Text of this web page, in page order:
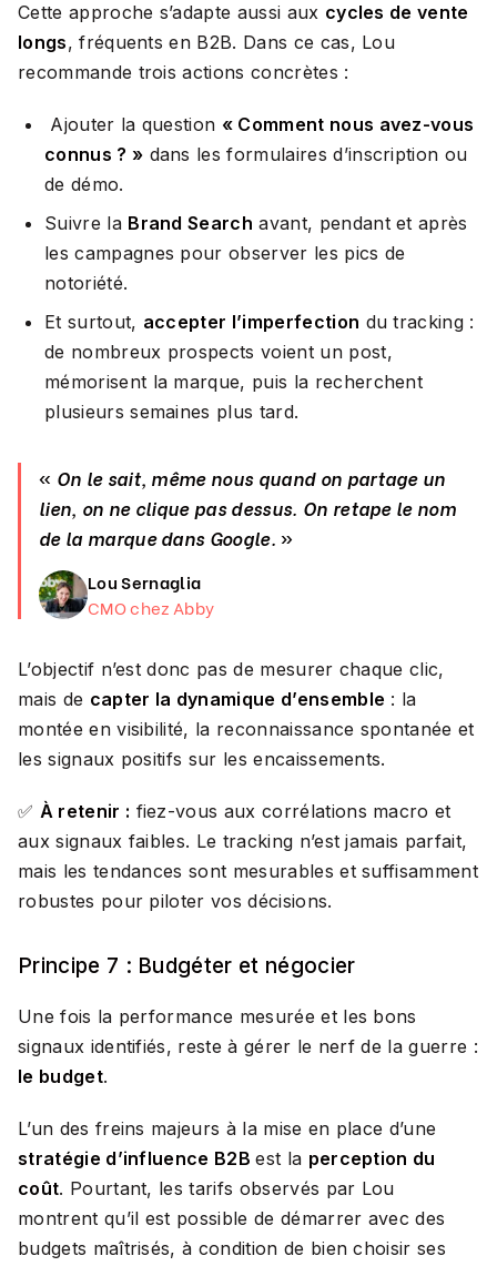
Cette approche s’adapte aussi aux cycles de vente
longs, fréquents en B2B. Dans ce cas, Lou
recommande trois actions concrètes :
Ajouter la question « Comment nous avez-vous
connus ? » dans les formulaires d’inscription ou
de démo.
Suivre la Brand Search avant, pendant et après
les campagnes pour observer les pics de
notoriété.
Et surtout, accepter l’imperfection du tracking :
de nombreux prospects voient un post,
mémorisent la marque, puis la recherchent
plusieurs semaines plus tard.
« On le sait, même nous quand on partage un
lien, on ne clique pas dessus. On retape le nom
de la marque dans Google. »
Lou Sernaglia
CMO chez Abby
L’objectif n’est donc pas de mesurer chaque clic,
mais de capter la dynamique d’ensemble : la
montée en visibilité, la reconnaissance spontanée et
les signaux positifs sur les encaissements.
✅ À retenir : fiez-vous aux corrélations macro et
aux signaux faibles. Le tracking n’est jamais parfait,
mais les tendances sont mesurables et suffisamment
robustes pour piloter vos décisions.
Principe 7 : Budgéter et négocier
Une fois la performance mesurée et les bons
signaux identifiés, reste à gérer le nerf de la guerre :
le budget.
L’un des freins majeurs à la mise en place d’une
stratégie d’influence B2Best la perception du
coût. Pourtant, les tarifs observés par Lou
montrent qu’il est possible de démarrer avec des
budgets maîtrisés, à condition de bien choisir ses